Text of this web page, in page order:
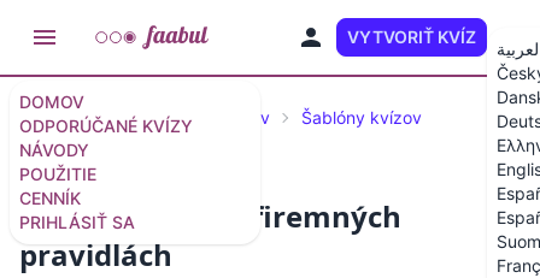
DOMOV
ODPORÚČANÉ KVÍZY
NÁVODY
POUŽITIE
CENNÍK
PRIHLÁSIŤ SA
VYTVORIŤ KVÍZ
Vybrané kvízy a šablóny kvízov Šablóny kvízov
Šablóna kvízu o firemných
pravidlách